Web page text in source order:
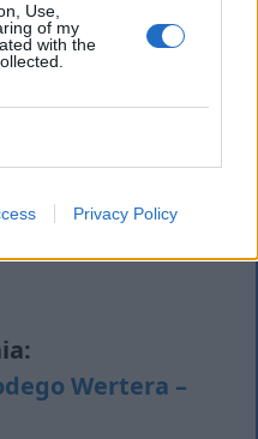
Use,
of my
with the
Privacy Policy
Wertera –